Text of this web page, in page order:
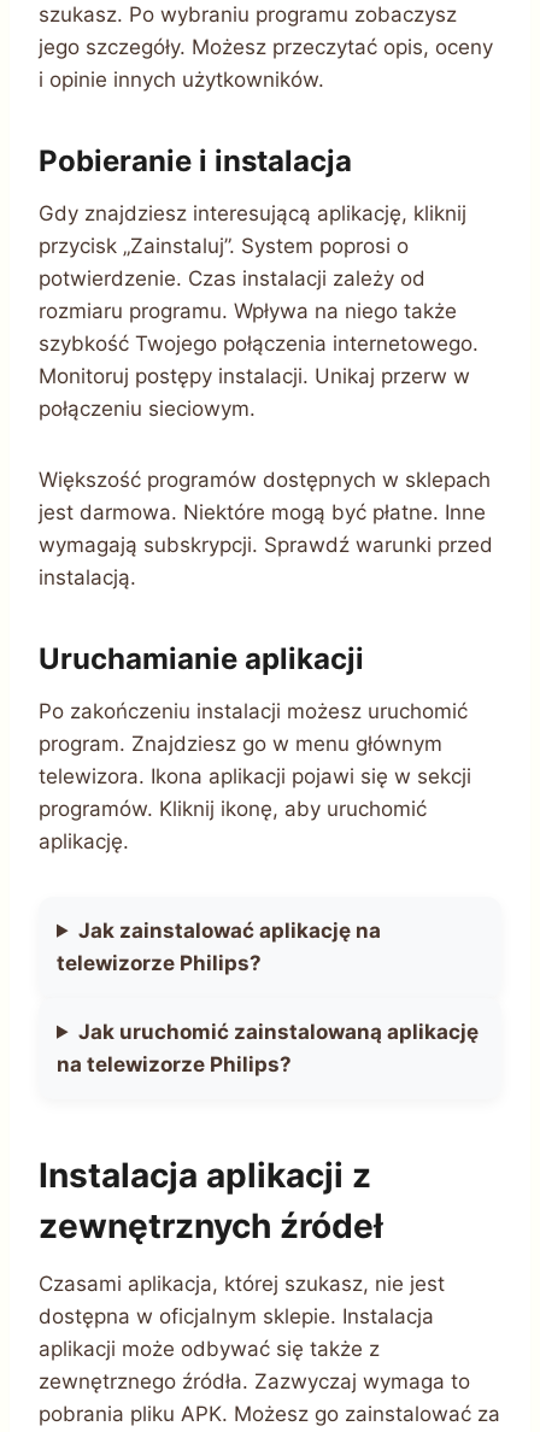
szukasz. Po wybraniu programu zobaczysz
jego szczegóły. Możesz przeczytać opis, oceny
i opinie innych użytkowników.
Pobieranie i instalacja
Gdy znajdziesz interesującą aplikację, kliknij
przycisk „Zainstaluj”. System poprosi o
potwierdzenie. Czas instalacji zależy od
rozmiaru programu. Wpływa na niego także
szybkość Twojego połączenia internetowego.
Monitoruj postępy instalacji. Unikaj przerw w
połączeniu sieciowym.
Większość programów dostępnych w sklepach
jest darmowa. Niektóre mogą być płatne. Inne
wymagają subskrypcji. Sprawdź warunki przed
instalacją.
Uruchamianie aplikacji
Po zakończeniu instalacji możesz uruchomić
program. Znajdziesz go w menu głównym
telewizora. Ikona aplikacji pojawi się w sekcji
programów. Kliknij ikonę, aby uruchomić
aplikację.
Jak zainstalować aplikację na
telewizorze Philips?
Jak uruchomić zainstalowaną aplikację
na telewizorze Philips?
Instalacja aplikacji z
zewnętrznych źródeł
Czasami aplikacja, której szukasz, nie jest
dostępna w oficjalnym sklepie. Instalacja
aplikacji może odbywać się także z
zewnętrznego źródła. Zazwyczaj wymaga to
pobrania pliku APK. Możesz go zainstalować za